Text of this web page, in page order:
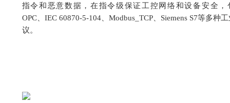
指令和恶意数据，在指令级保证工控网络和设备安全，
OPC、IEC 60870-5-104、Modbus_TCP、Siemens S7等多种
议。